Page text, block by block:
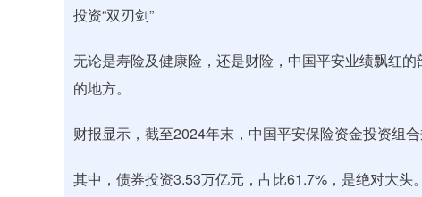
投资“双刃剑”
无论是寿险及健康险，还是财险，中国平安业绩飘红
的地方。
财报显示，截至2024年末，中国平安保险资金投资组
其中，债券投资3.53万亿元，占比61.7%，是绝对大头